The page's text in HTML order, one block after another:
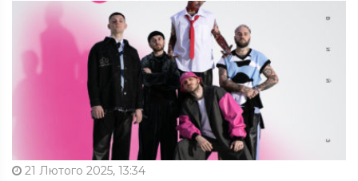
21 Лютого 2025, 13:34